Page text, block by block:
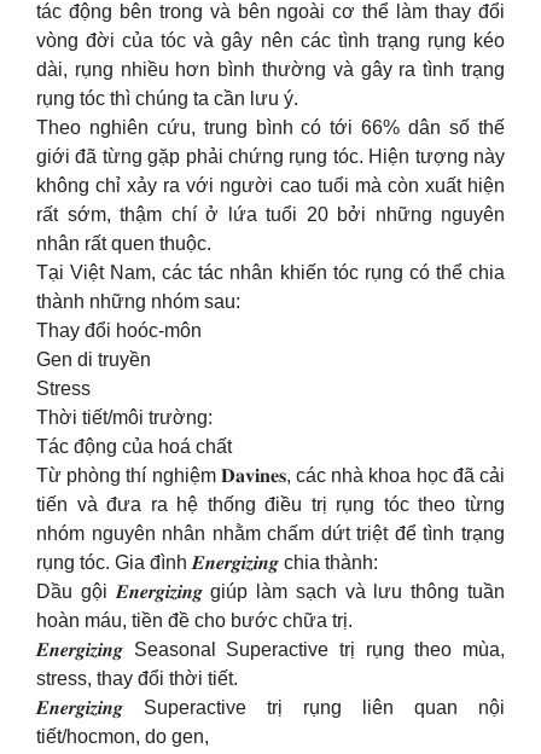
tác động bên trong và bên ngoài cơ thể làm thay đổi
vòng đời của tóc và gây nên các tình trạng rụng kéo
dài, rụng nhiều hơn bình thường và gây ra tình trạng
rụng tóc thì chúng ta cần lưu ý.
Theo nghiên cứu, trung bình có tới 66% dân số thế
giới đã từng gặp phải chứng rụng tóc. Hiện tượng này
không chỉ xảy ra với người cao tuổi mà còn xuất hiện
rất sớm, thậm chí ở lứa tuổi 20 bởi những nguyên
nhân rất quen thuộc.
Tại Việt Nam, các tác nhân khiến tóc rụng có thể chia
thành những nhóm sau:
Thay đổi hoóc-môn
Gen di truyền
Stress
Thời tiết/môi trường:
Tác động của hoá chất
Từ phòng thí nghiệm 𝐃𝐚𝐯𝐢𝐧𝐞𝐬, các nhà khoa học đã cải
tiến và đưa ra hệ thống điều trị rụng tóc theo từng
nhóm nguyên nhân nhằm chấm dứt triệt để tình trạng
rụng tóc. Gia đình 𝑬𝒏𝒆𝒓𝒈𝒊𝒛𝒊𝒏𝒈 chia thành:
Dầu gội 𝑬𝒏𝒆𝒓𝒈𝒊𝒛𝒊𝒏𝒈 giúp làm sạch và lưu thông tuần
hoàn máu, tiền đề cho bước chữa trị.
𝑬𝒏𝒆𝒓𝒈𝒊𝒛𝒊𝒏𝒈 Seasonal Superactive trị rụng theo mùa,
stress, thay đổi thời tiết.
𝑬𝒏𝒆𝒓𝒈𝒊𝒛𝒊𝒏𝒈 Superactive trị rụng liên quan nội
tiết/hocmon, do gen,